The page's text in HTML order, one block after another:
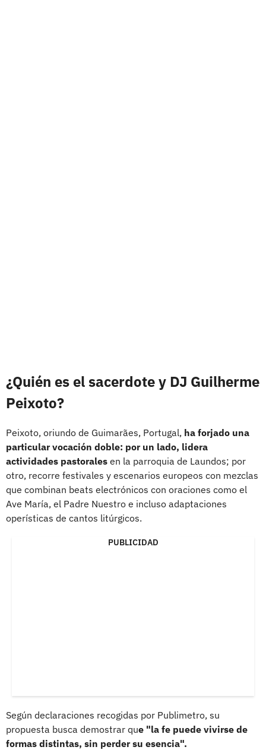
¿Quién es el sacerdote y DJ Guilherme
Peixoto?
Peixoto, oriundo de Guimarães, Portugal, ha forjado una
particular vocación doble: por un lado, lidera
actividades pastorales en la parroquia de Laundos; por
otro, recorre festivales y escenarios europeos con mezclas
que combinan beats electrónicos con oraciones como el
Ave María, el Padre Nuestro e incluso adaptaciones
operísticas de cantos litúrgicos.
PUBLICIDAD
Según declaraciones recogidas por Publimetro, su
propuesta busca demostrar que "la fe puede vivirse de
formas distintas, sin perder su esencia".